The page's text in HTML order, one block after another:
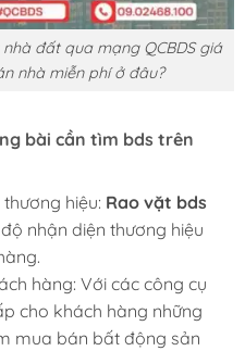
đất qua mạng QCBDS giá
nhà miễn phí ở đâu?
bài cần tìm bds trên
hiệu: Rao vặt bds
nhận diện thương hiệu
hàng: Với các công cụ
cho khách hàng những
mua bán bất động sản